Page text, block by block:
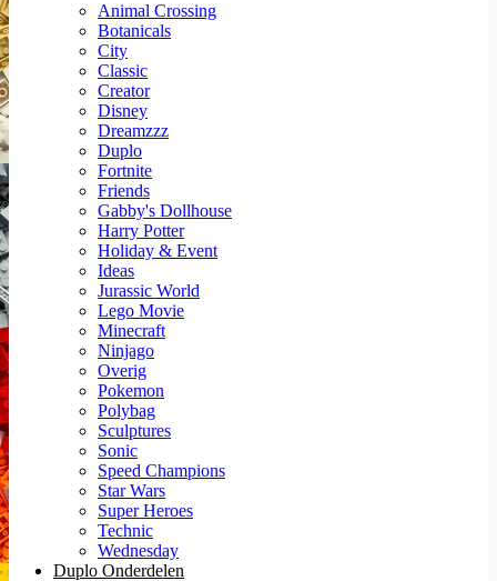
Animal Crossing
Botanicals
City
Classic
Creator
Disney
Dreamzzz
Duplo
Fortnite
Friends
Gabby's Dollhouse
Harry Potter
Holiday & Event
Ideas
Jurassic World
Lego Movie
Minecraft
Ninjago
Overig
Pokemon
Polybag
Sculptures
Sonic
Speed Champions
Star Wars
Super Heroes
Technic
Wednesday
Duplo Onderdelen